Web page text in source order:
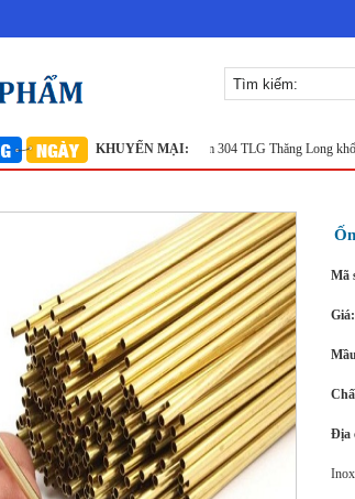
KHUYẾN MẠI:
Lưới inox đan ô 7x7mm 304 TLG Thăng Long khổ 1m
Mã
Giá:
Địa